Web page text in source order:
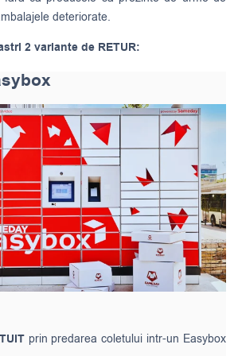
deteriorate.
2 variante de RETUR:
prin predarea coletului intr-un Easybox